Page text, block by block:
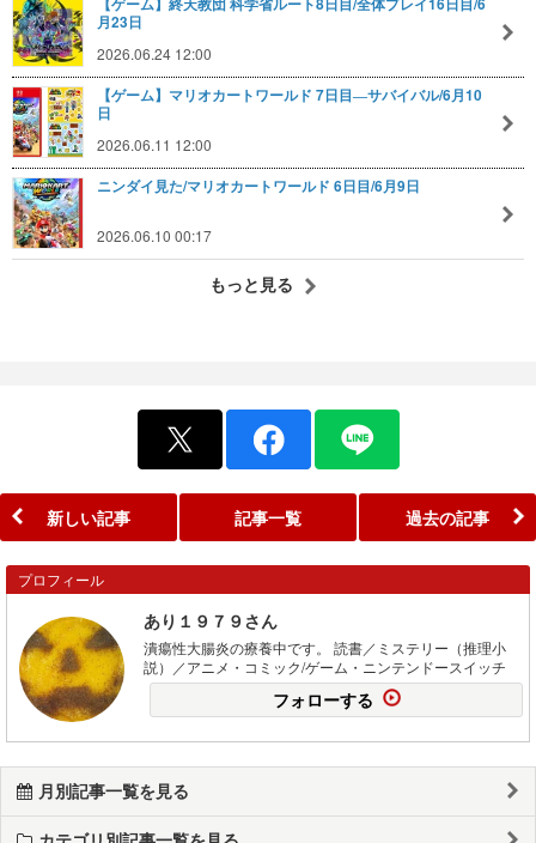
月23日
2026.06.24 12:00
【ゲーム】マリオカートワールド 7日目―サバイバル/6月10
日
2026.06.11 12:00
ニンダイ見た/マリオカートワールド 6日目/6月9日
2026.06.10 00:17
もっと見る
新しい記事 記事一覧 過去の記事
プロフィール
あり１９７９さん
潰瘍性大腸炎の療養中です。 読書／ミステリー（推理小
説）／アニメ・コミック/ゲーム・ニンテンドースイッチ
フォローする
月別記事一覧を見る